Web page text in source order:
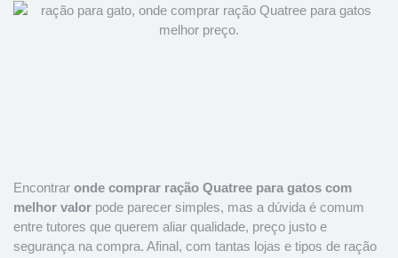
Encontrar onde comprar ração Quatree para gatos com
melhor valor pode parecer simples, mas a dúvida é comum
entre tutores que querem aliar qualidade, preço justo e
segurança na compra. Afinal, com tantas lojas e tipos de ração